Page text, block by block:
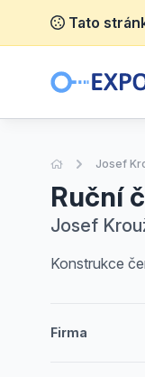
Tato
Úvodní stránka
Josef
Ruční
Josef
Konstrukce
Firma